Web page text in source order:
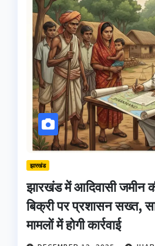
झारखंड
झारखंड में आदिवासी जमीन
बिक्री पर प्रशासन सख्त,
मामलों में होगी कार्रवाई